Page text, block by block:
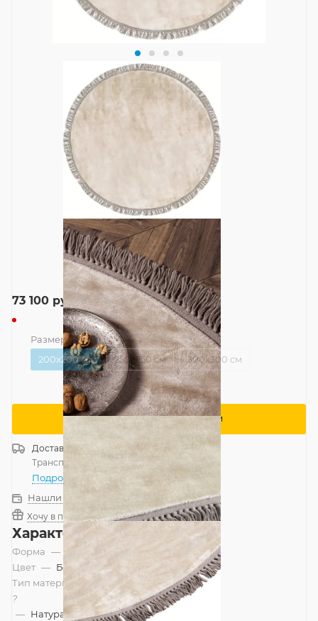
73 100 руб.
Размер — 200x200 см
200x200 см
250x250 см 300x300 см
Сообщить о поступлении
Доставка
Транспортной компанией
бесплатно
Подробнее
Нашли дешевле?
Хочу в подарок
Характеристики
Форма —
Цвет — Бежевый
Тип материала
?
— Натуральный